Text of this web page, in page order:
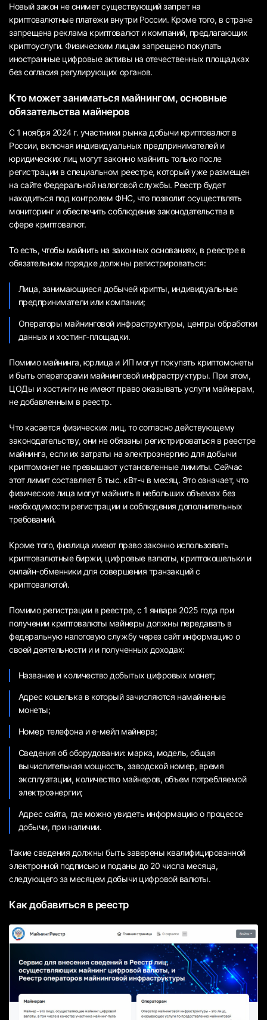
Новый закон не снимет существующий запрет на
криптовалютные платежи внутри России. Кроме того, в стране
запрещена реклама криптовалют и компаний, предлагающих
криптоуслуги. Физическим лицам запрещено покупать
иностранные цифровые активы на отечественных площадках
без согласия регулирующих органов.
Кто может заниматься майнингом, основные
обязательства майнеров
С 1 ноября 2024 г. участники рынка добычи криптовалют в
России, включая индивидуальных предпринимателей и
юридических лиц могут законно майнить только после
регистрации в специальном реестре, который уже размещен
на сайте Федеральной налоговой службы. Реестр будет
находиться под контролем ФНС, что позволит осуществлять
мониторинг и обеспечить соблюдение законодательства в
сфере криптовалют.
То есть, чтобы майнить на законных основаниях, в реестре в
обязательном порядке должны регистрироваться:
Лица, занимающиеся добычей крипты, индивидуальные
предприниматели или компании;
Операторы майнинговой инфраструктуры, центры обработки
данных и хостинг-площадки.
Помимо майнинга, юрлица и ИП могут покупать криптомонеты
и быть операторами майнинговой инфраструктуры. При этом,
ЦОДы и хостинги не имеют право оказывать услуги майнерам,
не добавленным в реестр.
Что касается физических лиц, то согласно действующему
законодательству, они не обязаны регистрироваться в реестре
майнинга, если их затраты на электроэнергию для добычи
криптомонет не превышают установленные лимиты. Сейчас
этот лимит составляет 6 тыс. кВт-ч в месяц. Это означает, что
физические лица могут майнить в небольших объемах без
необходимости регистрации и соблюдения дополнительных
требований.
Кроме того, физлица имеют право законно использовать
криптовалютные биржи, цифровые валюты, криптокошельки и
онлайн-обменники для совершения транзакций с
криптовалютой.
Помимо регистрации в реестре, с 1 января 2025 года при
получении криптовалюты майнеры должны передавать в
федеральную налоговую службу через сайт информацию о
своей деятельности и и полученных доходах:
Название и количество добытых цифровых монет;
Адрес кошелька в который зачисляются намайненые
монеты;
Номер телефона и е-мейл майнера;
Сведения об оборудовании: марка, модель, общая
вычислительная мощность, заводской номер, время
эксплуатации, количество майнеров, объем потребляемой
электроэнергии;
Адрес сайта, где можно увидеть информацию о процессе
добычи, при наличии.
Такие сведения должны быть заверены квалифицированной
электронной подписью и поданы до 20 числа месяца,
следующего за месяцем добычи цифровой валюты.
Как добавиться в реестр